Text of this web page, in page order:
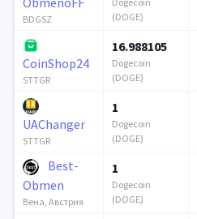
BDGSZ
(DOGE)
CoinShop24
STTGR
16.988105
Dogecoin
(DOGE)
UAChanger
STTGR
1
Dogecoin
(DOGE)
Best-
Obmen
Вена, Австрия
1
Dogecoin
(DOGE)